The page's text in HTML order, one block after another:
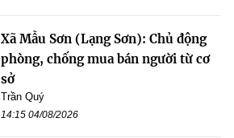
Xã Mẫu Sơn (Lạng Sơn): Chủ động
phòng, chống mua bán người từ cơ
sở
Trần Quý
14:15 04/08/2026